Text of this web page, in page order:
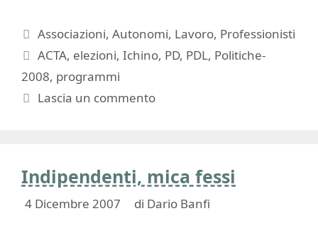
Categorie
Associazioni,Autonomi, Lavoro, Professionisti
Tag
ACTA, elezioni,Ichino, PD, PDL, Politiche-
2008, programmi
Lascia un commento
Indipendenti, mica fessi
4 Dicembre 2007 di Dario Banfi